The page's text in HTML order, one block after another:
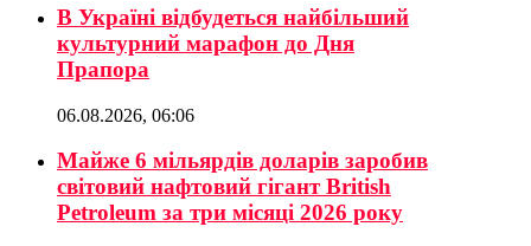
В Україні відбудеться найбільший
культурний марафон до Дня
Прапора
06.08.2026, 06:06
Майже 6 мільярдів доларів заробив
світовий нафтовий гігант British
Petroleum за три місяці 2026 року